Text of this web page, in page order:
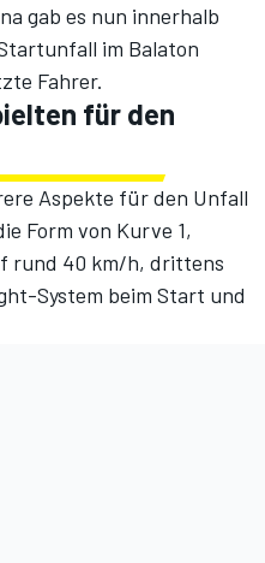
gab es nun innerhalb
im Balaton
Fahrer.
für den
Aspekte für den Unfall
Form von Kurve 1,
rund 40 km/h, drittens
System beim Start und